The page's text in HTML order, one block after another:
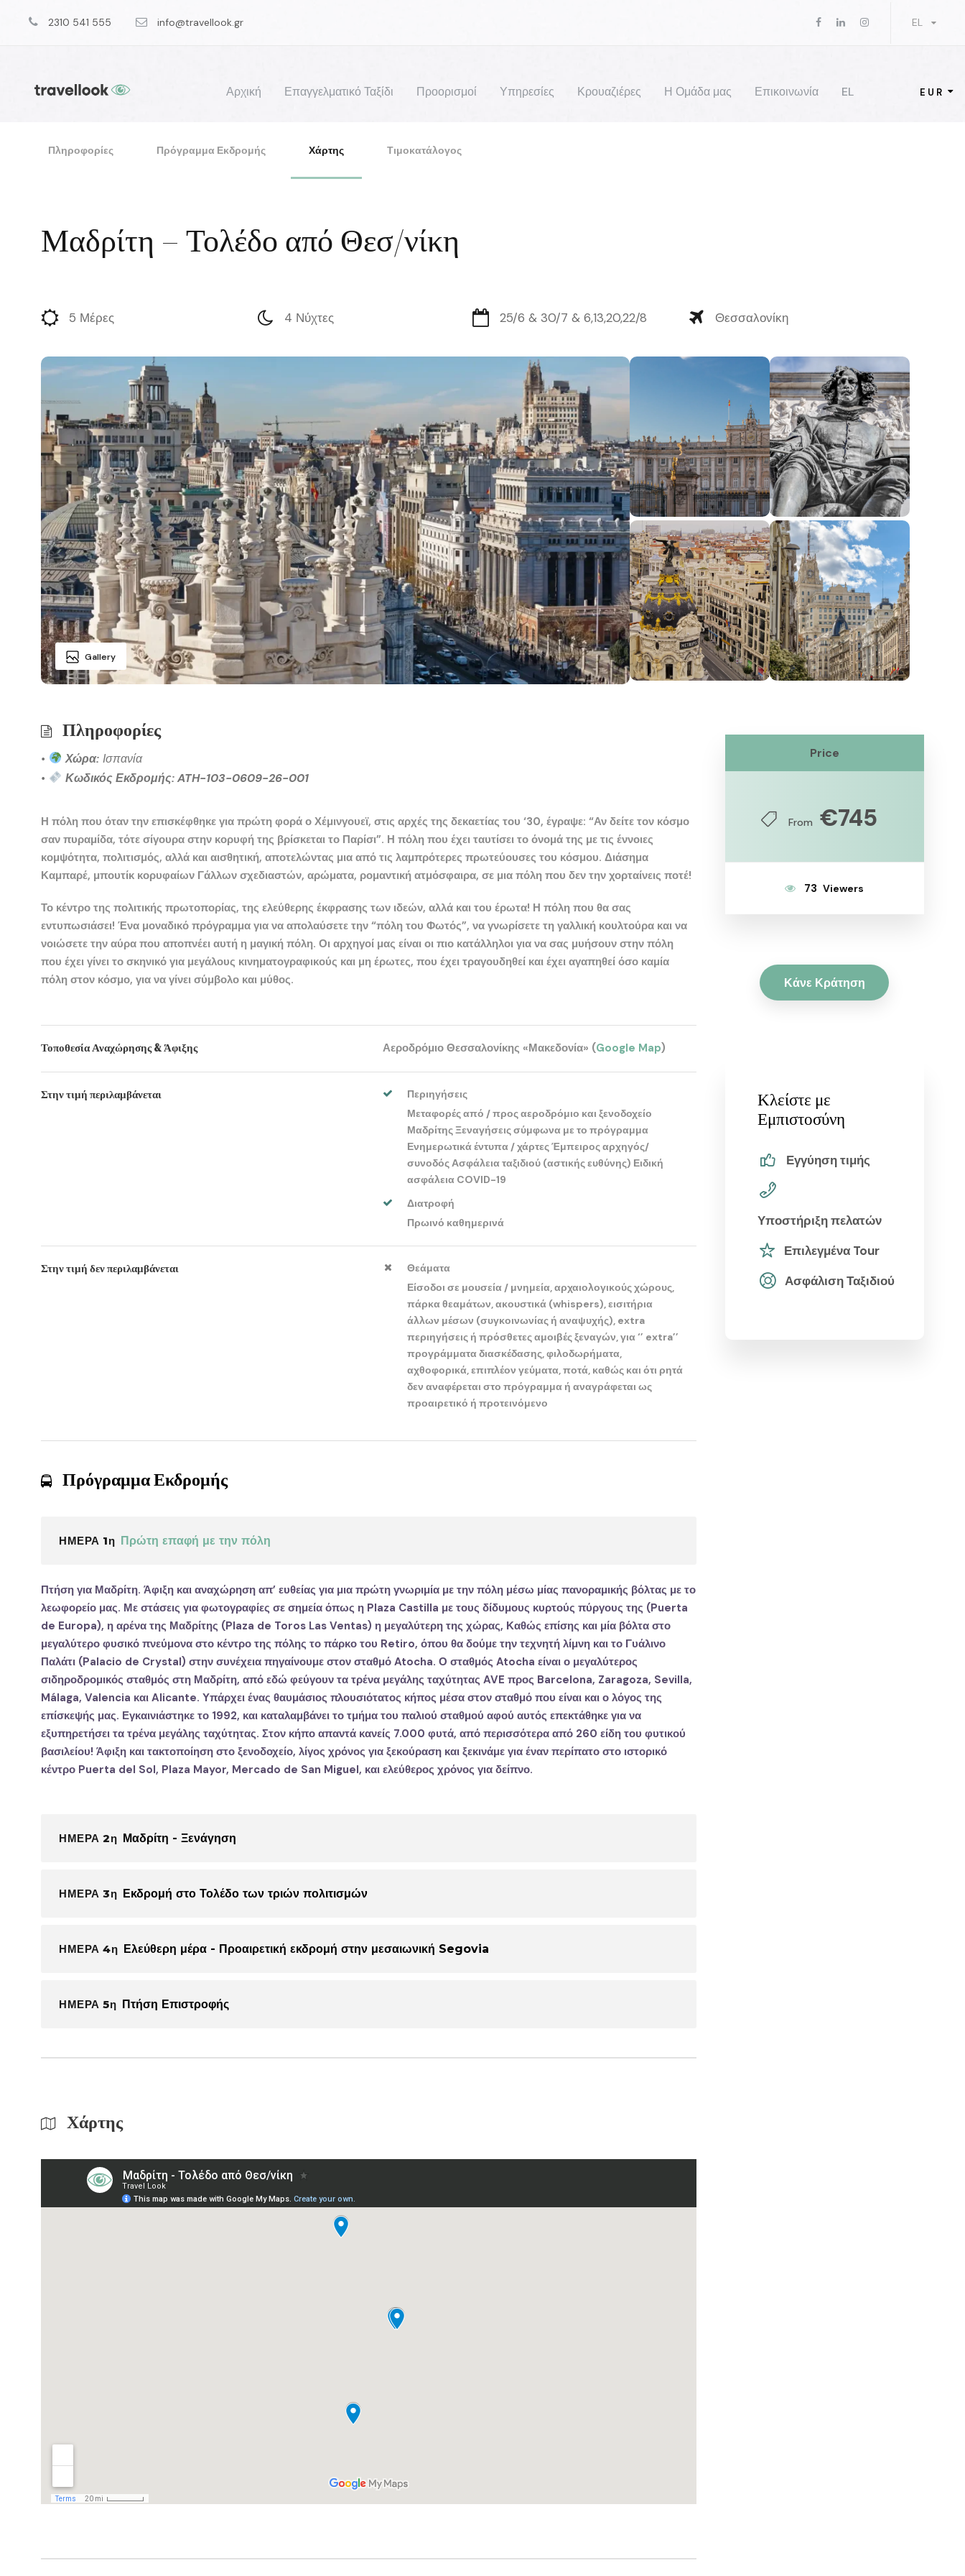
2310 541 555 info@travellook.gr EL
Αρχική Επαγγελματικό Ταξίδι Προορισμοί Υπηρεσίες Κρουαζιέρες Η Ομάδα μας Επικοινωνία EL EUR
Πληροφορίες Πρόγραμμα Εκδρομής Χάρτης Τιμοκατάλογος
Μαδρίτη – Τολέδο από Θεσ/νίκη
5 Μέρες 4 Νύχτες 25/6 & 30/7 & 6,13,20,22/8 Θεσσαλονίκη
Gallery
Πληροφορίες
• Χώρα: Ισπανία
•
Κωδικός Εκδρομής: ATH-103-0609-26-001
Η πόλη που όταν την επισκέφθηκε για πρώτη φορά ο Χέμινγουεϊ, στις αρχές της δεκαετίας του ‘30, έγραψε: “Αν δείτε τον κόσμο
σαν πυραμίδα, τότε σίγουρα στην κορυφή της βρίσκεται το Παρίσι”. Η πόλη που έχει ταυτίσει το όνομά της με τις έννοιες
κομψότητα, πολιτισμός, αλλά και αισθητική, αποτελώντας μια από τις λαμπρότερες πρωτεύουσες του κόσμου. Διάσημα
Καμπαρέ, μπουτίκ κορυφαίων Γάλλων σχεδιαστών, αρώματα, ρομαντική ατμόσφαιρα, σε μια πόλη που δεν την χορταίνεις ποτέ!
Το κέντρο της πολιτικής πρωτοπορίας, της ελεύθερης έκφρασης των ιδεών, αλλά και του έρωτα! Η πόλη που θα σας
εντυπωσιάσει! Ένα μοναδικό πρόγραμμα για να απολαύσετε την “πόλη του Φωτός”, να γνωρίσετε τη γαλλική κουλτούρα και να
νοιώσετε την αύρα που αποπνέει αυτή η μαγική πόλη. Οι αρχηγοί μας είναι οι πιο κατάλληλοι για να σας μυήσουν στην πόλη
που έχει γίνει το σκηνικό για μεγάλους κινηματογραφικούς και μη έρωτες, που έχει τραγουδηθεί και έχει αγαπηθεί όσο καμία
πόλη στον κόσμο, για να γίνει σύμβολο και μύθος.
Τοποθεσία Αναχώρησης & Άφιξης Αεροδρόμιο Θεσσαλονίκης «Μακεδονία» (Google Map)
Στην τιμή περιλαμβάνεται
Περιηγήσεις
Μεταφορές από / προς αεροδρόμιο και ξενοδοχείο
Μαδρίτης Ξεναγήσεις σύμφωνα με το πρόγραμμα
Ενημερωτικά έντυπα / χάρτες Έμπειρος αρχηγός/
συνοδός Ασφάλεια ταξιδιού (αστικής ευθύνης) Ειδική
ασφάλεια COVID-19
Διατροφή
Πρωινό καθημερινά
Στην τιμή δεν περιλαμβάνεται
Θεάματα
Είσοδοι σε μουσεία / μνημεία, αρχαιολογικούς χώρους,
πάρκα θεαμάτων, ακουστικά (whispers), εισιτήρια
άλλων μέσων (συγκοινωνίας ή αναψυχής), extra
περιηγήσεις ή πρόσθετες αμοιβές ξεναγών, για ‘’ extra’’
προγράμματα διασκέδασης, φιλοδωρήματα,
αχθοφορικά, επιπλέον γεύματα, ποτά, καθώς και ότι ρητά
δεν αναφέρεται στο πρόγραμμα ή αναγράφεται ως
προαιρετικό ή προτεινόμενο
Πρόγραμμα Εκδρομής
ΗΜΕΡΑ 1η Πρώτη επαφή με την πόλη
Πτήση για Μαδρίτη. Άφιξη και αναχώρηση απ’ ευθείας για μια πρώτη γνωριμία με την πόλη μέσω μίας πανοραμικής βόλτας με το
λεωφορείο μας. Με στάσεις για φωτογραφίες σε σημεία όπως η Plaza Castilla με τους δίδυμους κυρτούς πύργους της (Puerta
de Europa), η αρένα της Μαδρίτης (Plaza de Toros Las Ventas) η μεγαλύτερη της χώρας, Καθώς επίσης και μία βόλτα στο
μεγαλύτερο φυσικό πνεύμονα στο κέντρο της πόλης το πάρκο του Retiro, όπου θα δούμε την τεχνητή λίμνη και το Γυάλινο
Παλάτι (Palacio de Crystal) στην συνέχεια πηγαίνουμε στον σταθμό Atocha. Ο σταθμός Atocha είναι ο μεγαλύτερος
σιδηροδρομικός σταθμός στη Μαδρίτη, από εδώ φεύγουν τα τρένα μεγάλης ταχύτητας AVE προς Barcelona, Zaragoza, Sevilla,
Málaga, Valencia και Alicante. Υπάρχει ένας θαυμάσιος πλουσιότατος κήπος μέσα στον σταθμό που είναι και ο λόγος της
επίσκεψής μας. Εγκαινιάστηκε το 1992, και καταλαμβάνει το τμήμα του παλιού σταθμού αφού αυτός επεκτάθηκε για να
εξυπηρετήσει τα τρένα μεγάλης ταχύτητας. Στον κήπο απαντά κανείς 7.000 φυτά, από περισσότερα από 260 είδη του φυτικού
βασιλείου! Άφιξη και τακτοποίηση στο ξενοδοχείο, λίγος χρόνος για ξεκούραση και ξεκινάμε για έναν περίπατο στο ιστορικό
κέντρο Puerta del Sol, Plaza Mayor, Mercado de San Miguel, και ελεύθερος χρόνος για δείπνο.
ΗΜΕΡΑ 2η Μαδρίτη - Ξενάγηση
ΗΜΕΡΑ 3η Εκδρομή στο Τολέδο των τριών πολιτισμών
ΗΜΕΡΑ 4η Ελεύθερη μέρα - Προαιρετική εκδρομή στην μεσαιωνική Segovia
ΗΜΕΡΑ 5η Πτήση Επιστροφής
Χάρτης
Price
From €745
73
Κάνε Κράτηση
Κλείστε με
Εμπιστοσύνη
Εγγύηση τιμής
Υποστήριξη πελατών
Επιλεγμένα Tour
Ασφάλιση Ταξιδιού